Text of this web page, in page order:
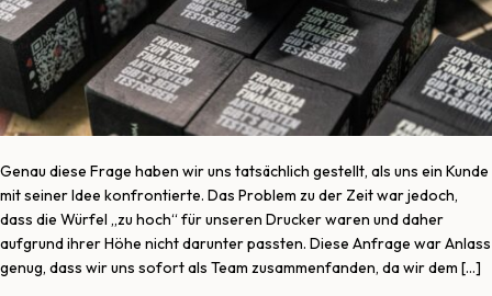
Genau diese Frage haben wir uns tatsächlich gestellt, als uns ein Kunde
mit seiner Idee konfrontierte. Das Problem zu der Zeit war jedoch,
dass die Würfel „zu hoch“ für unseren Drucker waren und daher
aufgrund ihrer Höhe nicht darunter passten. Diese Anfrage war Anlass
genug, dass wir uns sofort als Team zusammenfanden, da wir dem […]